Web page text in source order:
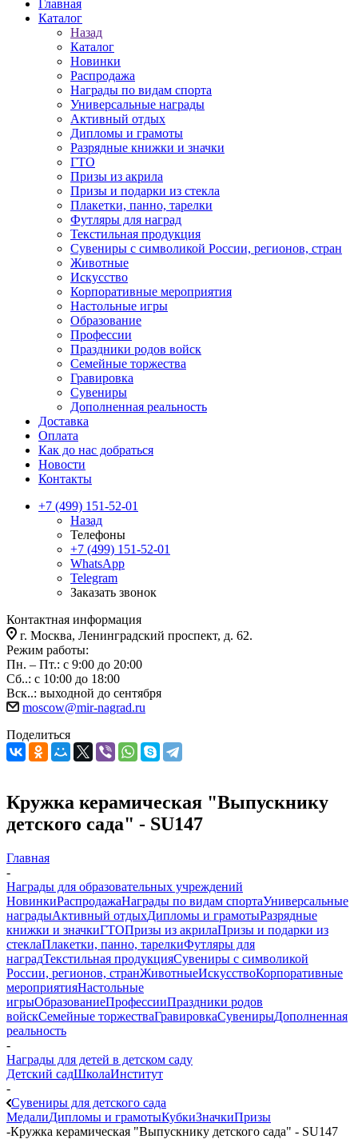
Главная
Каталог
Назад
Каталог
Новинки
Распродажа
Награды по видам спорта
Универсальные награды
Активный отдых
Дипломы и грамоты
Разрядные книжки и значки
ГТО
Призы из акрила
Призы и подарки из стекла
Плакетки, панно, тарелки
Футляры для наград
Текстильная продукция
Сувениры с символикой России, регионов, стран
Животные
Искусство
Корпоративные мероприятия
Настольные игры
Образование
Профессии
Праздники родов войск
Семейные торжества
Гравировка
Сувениры
Дополненная реальность
Доставка
Оплата
Как до нас добраться
Новости
Контакты
+7 (499) 151-52-01
Назад
Телефоны
+7 (499) 151-52-01
WhatsApp
Telegram
Заказать звонок
Контактная информация
г. Москва, Ленинградский проспект, д. 62.
Режим работы:
Пн. – Пт.: с 9:00 до 20:00
Сб..: с 10:00 до 18:00
Вск..: выходной до сентября
moscow@mir-nagrad.ru
Поделиться
Кружка керамическая "Выпускнику
детского сада" - SU147
Главная
-
Награды для образовательных учреждений
НовинкиРаспродажаНаграды по видам спортаУниверсальные
наградыАктивный отдыхДипломы и грамотыРазрядные
книжки и значкиГТОПризы из акрилаПризы и подарки из
стеклаПлакетки, панно, тарелкиФутляры для
наградТекстильная продукцияСувениры с символикой
России, регионов, странЖивотныеИскусствоКорпоративные
мероприятияНастольные
игрыОбразованиеПрофессииПраздники родов
войскСемейные торжестваГравировкаСувенирыДополненная
реальность
-
Награды для детей в детском саду
Детский садШколаИнститут
-
Сувениры для детского сада
МедалиДипломы и грамотыКубкиЗначкиПризы
-Кружка керамическая "Выпускнику детского сада" - SU147